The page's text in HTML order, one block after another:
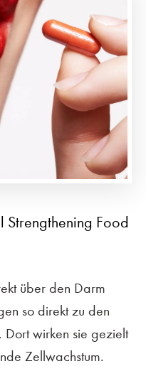
Food
über den Darm
so direkt zu den
wirken sie gezielt
Zellwachstum.